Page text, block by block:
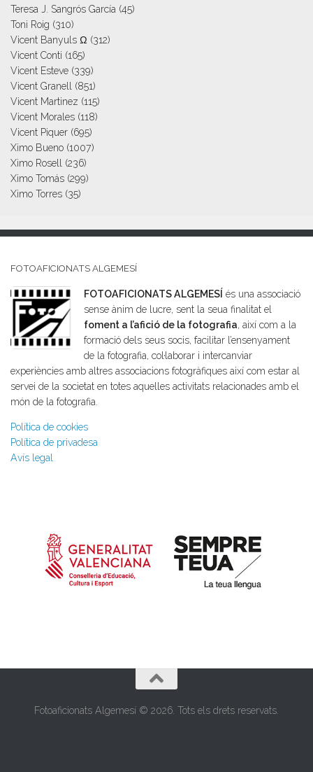
Teresa J. Sangrós García (45)
Toni Roig (310)
Vicent Banyuls Ω (312)
Vicent Conti (165)
Vicent Esteve (339)
Vicent Granell
(851)
Vicent Martinez (115)
Vicent Morales (118)
Vicent Piquer (695)
Ximo Bueno (1007)
Ximo Rosell
(236)
Ximo Tomás (299)
Ximo Torres (35)
FOTOAFICIONATS ALGEMESÍ
FOTOAFICIONATS ALGEMESÍ és una associació
sense ànim de lucre, sent la seua finalitat el
foment a l’afició de la fotografia, així com a la
formació dels seus socis, facilitar l’ensenyament
de la fotografia, col·laborar i intercanviar
experiències amb altres associacions fotogràfiques així com estar al
servei de la societat en totes aquelles activitats relacionades amb el
món de la fotografia.
Política de cookies
Política de privadesa
Avís legal
Fotoaficionats Algemesí © 2026. Tots els drets reservats.